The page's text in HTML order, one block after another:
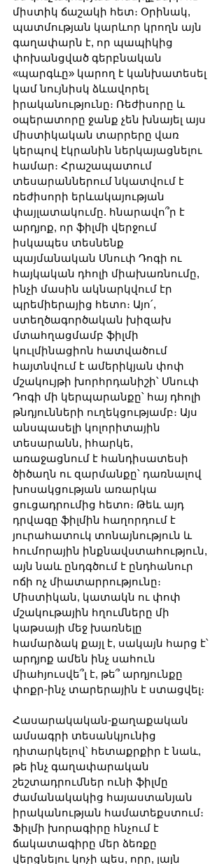
միստիկ ճաշակի հետ։ Օրինակ,
պատմության կարևոր կրողն այն
գաղափարն է, որ պապիկից
փոխանցված գերբնական
«պարգևը» կարող է կանխատեսել
կամ նույնիսկ ձևավորել
իրականությունը։ Ռեժիսորը և
օպերատորը ջանք չեն խնայել այս
միստիկական տարրերը վառ
կերպով էկրանին ներկայացնելու
համար։ Հրաշապատում
տեսարաններում նկատվում է
ռեժիսորի երևակայության
փայլատակումը. հնարավո՞ր է
արդյոք, որ ֆիլմի վերջում
իսկապես տեսնենք
պայմանական Սնուփ Դոգի ու
հայկական դհոլի միախառնումը,
ինչի մասին ակնարկվում էր
պրեմիերայից հետո։ Այո՛,
ստեղծագործական խիզախ
մտահղացմամբ ֆիլմի
կուլմինացիոն հատվածում
հայտնվում է ամերիկյան փոփ
մշակույթի խորհրդանիշի՝ Սնուփ
Դոգի մի կերպարանքը՝ հայ դհոլի
թնդյունների ուղեկցությամբ։ Այս
անսպասելի կոլորիտային
տեսարանն, իհարկե,
առաջացնում է հանդիսատեսի
ծիծաղն ու զարմանքը՝ դառնալով
խոսակցության առարկա
ցուցադրումից հետո։ Թեև այդ
դրվագը ֆիլմին հաղորդում է
յուրահատուկ տոնայնություն և
հումորային ինքնավստահություն,
այն նաև ընդգծում է ընդհանուր
ոճի ոչ միատարրությունը։
Միստիկան, կատակն ու փոփ
մշակութային հղումները մի
կաթսայի մեջ խառնելը
համարձակ քայլ է, սակայն հարց է՝
արդյոք ամեն ինչ սահուն
միահյուսվե՞լ է, թե՞ արդյունքը
փոքր-ինչ տարերային է ստացվել։
Հասարակական-քաղաքական
ամսագրի տեսանկյունից
դիտարկելով՝ հետաքրքիր է նաև,
թե ինչ գաղափարական
շեշտադրումներ ունի ֆիլմը
ժամանակակից հայաստանյան
իրականության համատեքստում։
Ֆիլմի խորագիրը հնչում է
ճակատագիրը մեր ձեռքը
վերցնելու կոչի պես, որը, լայն